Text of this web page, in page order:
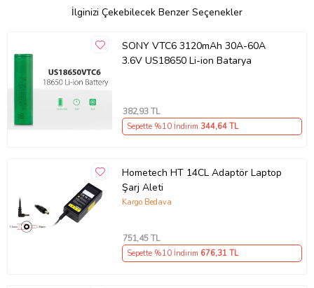
İlginizi Çekebilecek Benzer Seçenekler
SONY VTC6 3120mAh 30A-60A
3.6V US18650 Li-ion Batarya
382,93 TL
Sepette %10 İndirim 344,64 TL
Hometech HT 14CL Adaptör Laptop
Şarj Aleti
Kargo Bedava
751,45 TL
Sepette %10 İndirim 676,31 TL